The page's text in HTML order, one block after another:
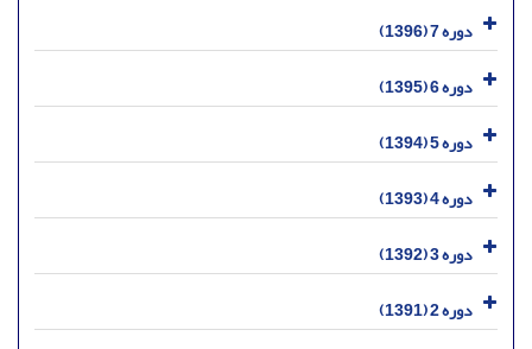
دوره 7 (1396)
دوره 6 (1395)
دوره 5 (1394)
دوره 4 (1393)
دوره 3 (1392)
دوره 2 (1391)